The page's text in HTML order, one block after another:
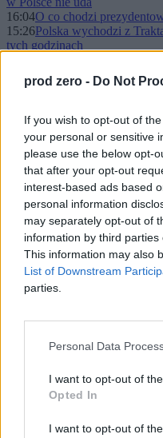
prod zero - Do Not
If you wish to opt-out of
your personal or sensitive
please use the below opt-
that after your opt-out
interest-based ads based
personal information
may separately opt-out of
information by third parties
This information may also
List of Downstream
parties.
Personal Data
I want to opt-out of
Opted In
I want to opt-out of
16:04O co chodzi
15:26Polska wychodzi z
tych godzinach
przedsiębiorstw
14:40"Pan prezes podjął
13:51Rachunek, który płacą
"ołowianych dzieci"
13:45
Poważna awaria
ślisko”
13:34Zatrzymanie księcia
poufne raporty
12:36Trump inauguruje Radę
kółko brydżowe".
12:10Człowiek
10:33Nie kara śmierci, a
bliżej Zachodu”
10:29Ustawa SAFE dzieli
09:31Poseł PiS w 2025 r.
"Ten układ łączą
Korea Południowa: Jun
wprowadzenie stanu wojennego
Fact-checkujemy Ligę
Rośnie napięcie w